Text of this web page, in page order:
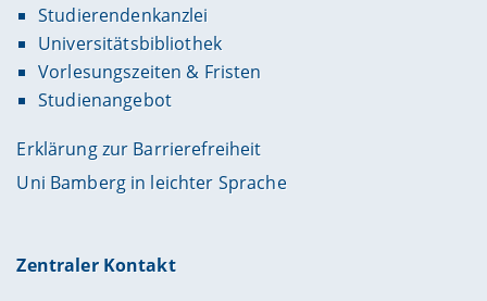
Studierendenkanzlei
Universitätsbibliothek
Vorlesungszeiten & Fristen
Studienangebot
Erklärung zur Barrierefreiheit
Uni Bamberg in leichter Sprache
Zentraler Kontakt